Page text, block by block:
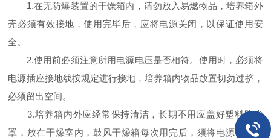
1.在无防爆装置的干燥箱内，请勿放入易燃物品，培养箱外
壳必须有效接地，使用完毕后，应将电源关闭，以保证使用安
全。
2.使用前必须注意所用电源电压是否相符。使用时，必须将
电源插座接地线按规定进行接地，培养箱内物品放置切勿过挤，
必须留出空间。
3.培养箱内外应经常保持清洁，长期不用应盖好塑料防尘
罩，放在干燥室内，鼓风干燥箱每次用完后，须将电源全部切